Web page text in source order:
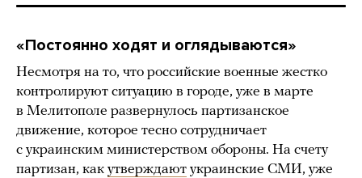
«Постоянно ходят и оглядываются»
Несмотря на то, что российские военные жестко
контролируют ситуацию в городе, уже в марте
в Мелитополе развернулось партизанское
движение, которое тесно сотрудничает
с украинским министерством обороны. На счету
партизан, как утверждают украинские СМИ, уже